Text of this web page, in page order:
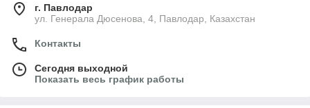
г. Павлодар
ул. Генерала Дюсенова, 4, Павлодар, Казахстан
Контакты
Сегодня выходной
Показать весь график работы